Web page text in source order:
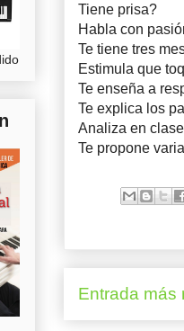
Tiene prisa?
Habla con
Te tiene tres
Estimula que
Te enseña a
Te explica los
Analiza en
Te propone
Entrada más